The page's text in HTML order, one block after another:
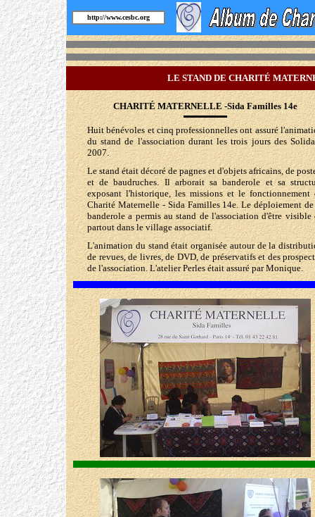
http://www.cesbc.org
LE STAND DE CHARITÉ
CHARITÉ MATERNELLE -Sida Familles 14e
Huit bénévoles et cinq professionnelles ont assuré
du stand de l'association durant les trois jours des
2007.
Le stand était décoré de pagnes et d'objets africains, de
et de baudruches. Il arborait sa banderole et sa
exposant l'historique, les missions et le fonctionnement
Charité Maternelle - Sida Familles 14e. Le déploiement
banderole a permis au stand de l'association d'être visible
partout dans le village associatif.
L'animation du stand était organisée autour de la
de revues, de livres, de DVD, de préservatifs et des
de l'association. L'atelier Perles était assuré par Monique.